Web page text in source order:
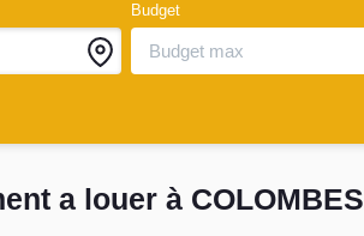
Budget
a louer à COLOMBES